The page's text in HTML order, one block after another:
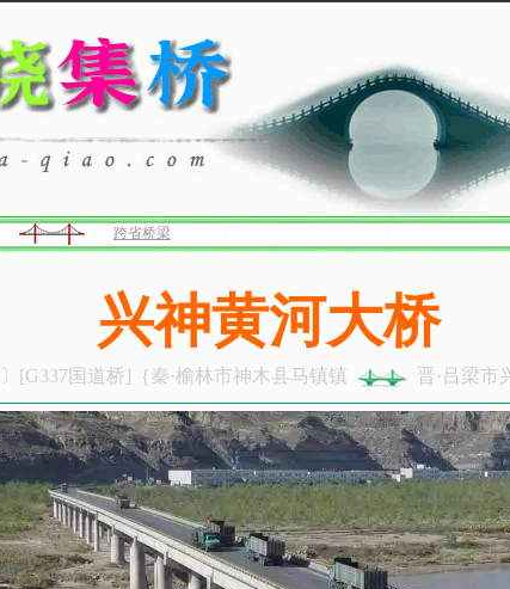
跨省桥梁
兴神黄河大桥
〕[G337国道桥]｛秦·榆林市神木县马镇镇 晋·吕梁市